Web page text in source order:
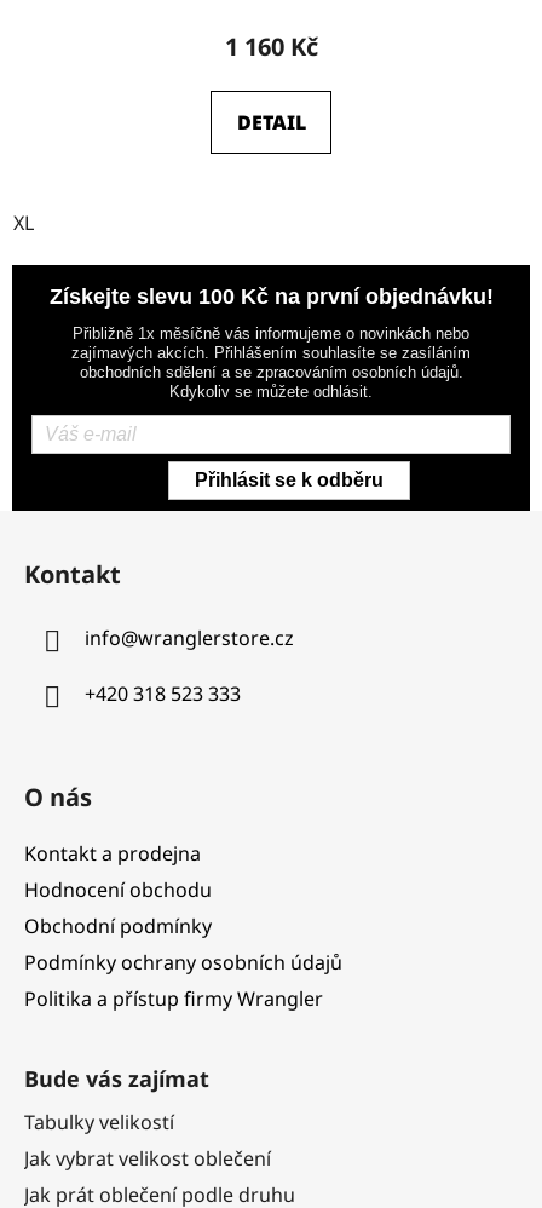
1 160 Kč
DETAIL
XL
Získejte slevu 100 Kč na první objednávku!
Přibližně 1x měsíčně vás informujeme o novinkách nebo
zajímavých akcích. Přihlášením souhlasíte se zasíláním
obchodních sdělení a se zpracováním osobních údajů.
Kdykoliv se můžete odhlásit.
Přihlásit se k odběru
Z
Kontakt
info@wranglerstore.cz
+420 318 523 333
O nás
Kontakt a prodejna
Hodnocení obchodu
Obchodní podmínky
Podmínky ochrany osobních údajů
Politika a přístup firmy Wrangler
Bude vás zajímat
Tabulky velikostí
Jak vybrat velikost oblečení
Jak prát oblečení podle druhu